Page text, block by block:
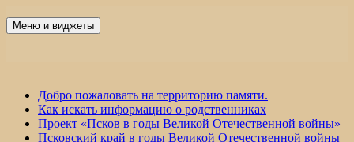
Победа 60
Меню и виджеты
Добро пожаловать на территорию памяти.
Как искать информацию о родственниках
Проект «Псков в годы Великой Отечественной войны»
Псковский край в годы Великой Отечественной войны